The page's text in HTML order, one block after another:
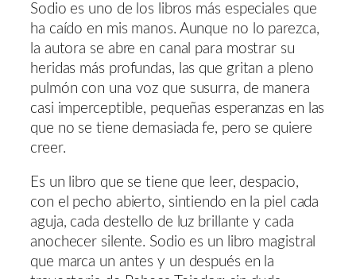
Sodio es uno de los libros más especiales que
ha caído en mis manos. Aunque no lo parezca,
la autora se abre en canal para mostrar su
heridas más profundas, las que gritan a pleno
pulmón con una voz que susurra, de manera
casi imperceptible, pequeñas esperanzas en las
que no se tiene demasiada fe, pero se quiere
creer.
Es un libro que se tiene que leer, despacio,
con el pecho abierto, sintiendo en la piel cada
aguja, cada destello de luz brillante y cada
anochecer silente. Sodio es un libro magistral
que marca un antes y un después en la